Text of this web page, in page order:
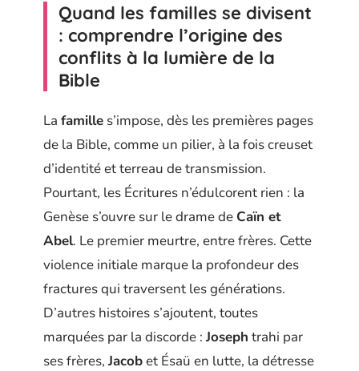
Quand les familles se divisent
: comprendre l’origine des
conflits à la lumière de la
Bible
La famille s’impose, dès les premières pages
de la Bible, comme un pilier, à la fois creuset
d’identité et terreau de transmission.
Pourtant, les Écritures n’édulcorent rien : la
Genèse s’ouvre sur le drame de Caïn et
Abel. Le premier meurtre, entre frères. Cette
violence initiale marque la profondeur des
fractures qui traversent les générations.
D’autres histoires s’ajoutent, toutes
marquées par la discorde :Joseph trahi par
ses frères,Jacobet Ésaü en lutte, la détresse